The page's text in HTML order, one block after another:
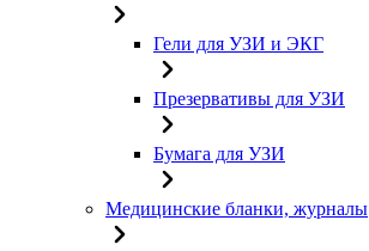
Гели для УЗИ и ЭКГ
Презервативы для УЗИ
Бумага для УЗИ
Медицинские бланки, журналы